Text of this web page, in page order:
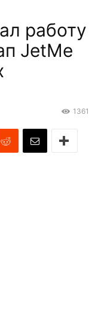
работу
JetMe
1361